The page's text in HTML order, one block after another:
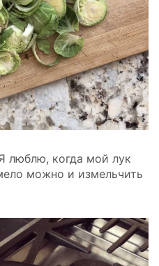
люблю, когда мой лук
можно и измельчить